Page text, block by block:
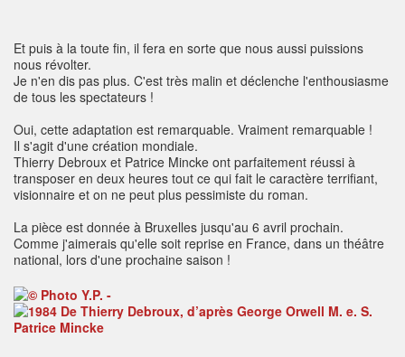
Et puis à la toute fin, il fera en sorte que nous aussi puissions
nous révolter.
Je n'en dis pas plus. C'est très malin et déclenche l'enthousiasme
de tous les spectateurs !
Oui, cette adaptation est remarquable. Vraiment remarquable !
Il s'agit d'une création mondiale.
Thierry Debroux et Patrice Mincke ont parfaitement réussi à
transposer en deux heures tout ce qui fait le caractère terrifiant,
visionnaire et on ne peut plus pessimiste du roman.
La pièce est donnée à Bruxelles jusqu'au 6 avril prochain.
Comme j'aimerais qu'elle soit reprise en France, dans un théâtre
national, lors d'une prochaine saison !